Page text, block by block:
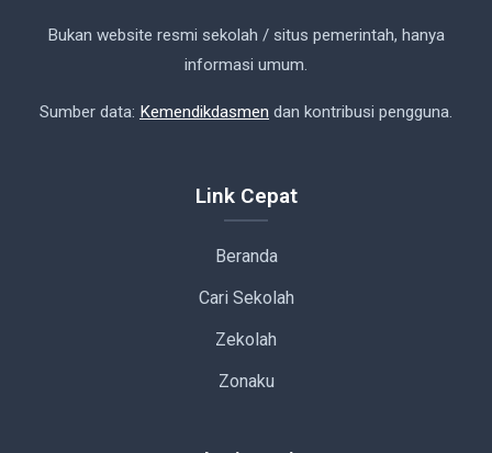
Bukan website resmi sekolah / situs pemerintah, hanya
informasi umum.
Sumber data: Kemendikdasmen dan kontribusi pengguna.
Link Cepat
Beranda
Cari Sekolah
Zekolah
Zonaku